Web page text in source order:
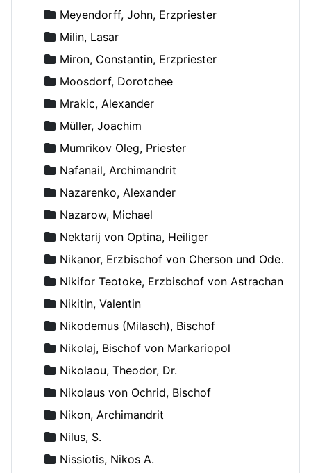
Meyendorff, John, Erzpriester
Milin, Lasar
Miron, Constantin, Erzpriester
Moosdorf, Dorotchee
Mrakic, Alexander
Müller, Joachim
Mumrikov Oleg, Priester
Nafanail, Archimandrit
Nazarenko, Alexander
Nazarow, Michael
Nektarij von Optina, Heiliger
Nikanor, Erzbischof von Cherson und Odessa
Nikifor Teotoke, Erzbischof von Astrachan
Nikitin, Valentin
Nikodemus (Milasch), Bischof
Nikolaj, Bischof von Markariopol
Nikolaou, Theodor, Dr.
Nikolaus von Ochrid, Bischof
Nikon, Archimandrit
Nilus, S.
Nissiotis, Nikos A.